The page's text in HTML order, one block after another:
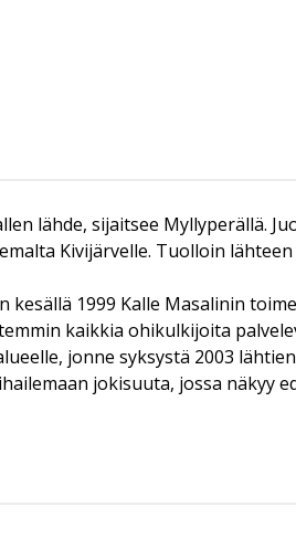
lähde, sijaitsee Myllyperällä.
Kivijärvelle. Tuolloin
1999 Kalle Masalinin
kaikkia ohikulkijoita
jonne syksystä 2003
jokisuuta, jossa näkyy